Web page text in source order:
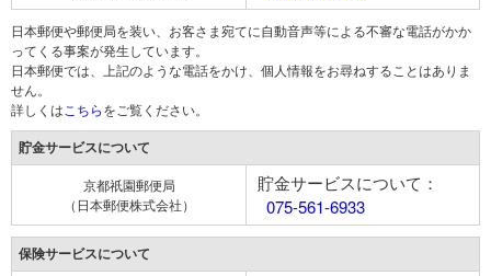
日本郵便や郵便局を装い、お客さま宛てに自動音声等による不審な電話がかか
ってくる事案が発生しています。
日本郵便では、上記のような電話をかけ、個人情報をお尋ねすることはありま
せん。
詳しくは こちらをご覧ください。
貯金サービスについて
京都祇園郵便局
（日本郵便株式会社）
貯金サービスについて：
075-561-6933
保険サービスについて